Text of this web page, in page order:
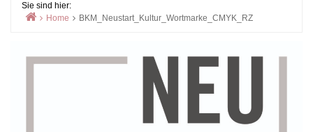
Sie sind hier:
Home
BKM_Neustart_Kultur_Wortmarke_CMYK_RZ